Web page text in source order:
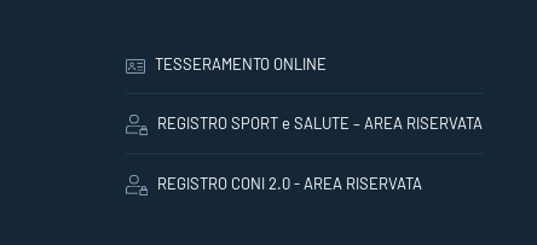
TESSERAMENTO ONLINE
REGISTRO SPORT e SALUTE – AREA RISERVATA
REGISTRO CONI 2.0 - AREA RISERVATA